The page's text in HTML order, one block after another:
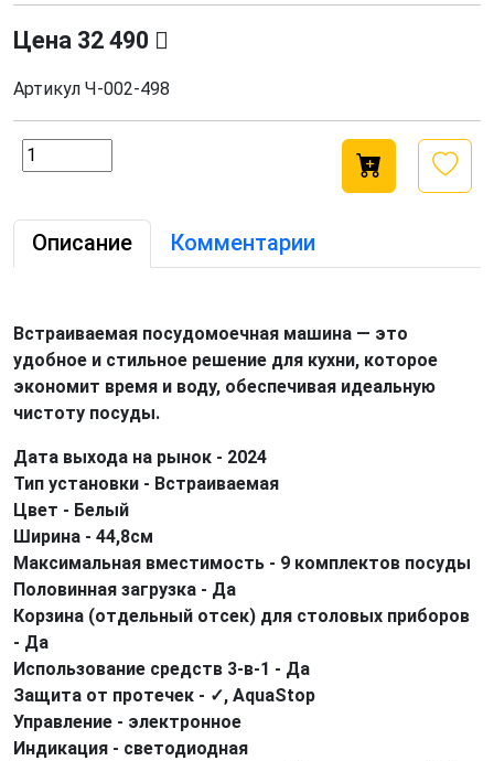
Цена 32 490
Артикул Ч-002-498
Описание Комментарии
Встраиваемая посудомоечная машина — это
удобное и стильное решение для кухни, которое
экономит время и воду, обеспечивая идеальную
чистоту посуды.
Дата выхода на рынок - 2024
Тип установки - Встраиваемая
Цвет - Белый
Ширина - 44,8см
Максимальная вместимость - 9 комплектов посуды
Половинная загрузка - Да
Корзина (отдельный отсек) для столовых приборов
- Да
Использование средств 3-в-1 - Да
Защита от протечек - ✓, AquaStop
Управление - электронное
Индикация - светодиодная